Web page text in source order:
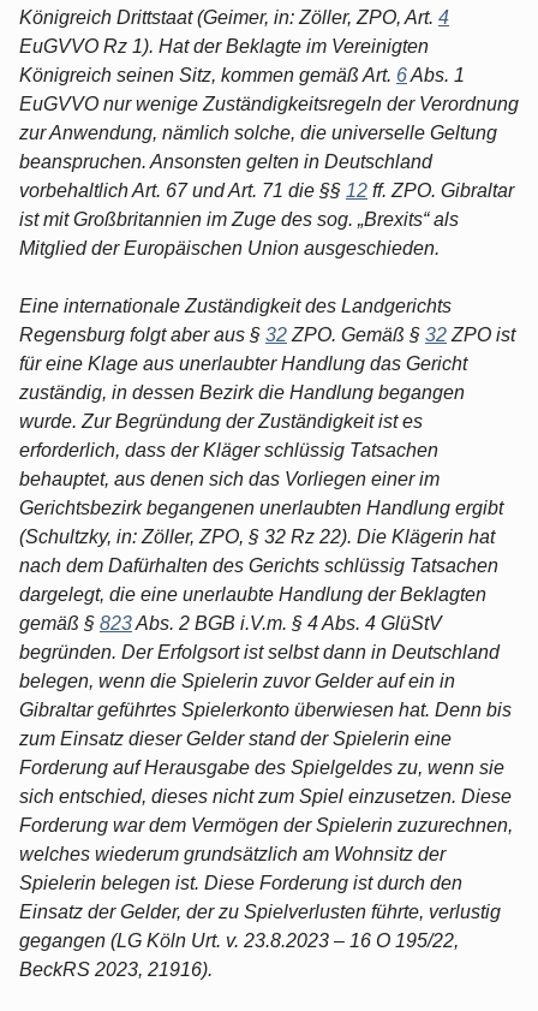
Königreich Drittstaat (Geimer, in: Zöller, ZPO, Art. 4
EuGVVO Rz 1). Hat der Beklagte im Vereinigten
Königreich seinen Sitz, kommen gemäß Art. 6Abs. 1
EuGVVO nur wenige Zuständigkeitsregeln der Verordnung
zur Anwendung, nämlich solche, die universelle Geltung
beanspruchen. Ansonsten gelten in Deutschland
vorbehaltlich Art. 67 und Art. 71 die §§ 12 ff. ZPO. Gibraltar
ist mit Großbritannien im Zuge des sog. „Brexits“ als
Mitglied der Europäischen Union ausgeschieden.
Eine internationale Zuständigkeit des Landgerichts
Regensburg folgt aber aus § 32 ZPO. Gemäß § 32 ZPO ist
für eine Klage aus unerlaubter Handlung das Gericht
zuständig, in dessen Bezirk die Handlung begangen
wurde. Zur Begründung der Zuständigkeit ist es
erforderlich, dass der Kläger schlüssig Tatsachen
behauptet, aus denen sich das Vorliegen einer im
Gerichtsbezirk begangenen unerlaubten Handlung ergibt
(Schultzky, in: Zöller, ZPO, § 32 Rz 22). Die Klägerin hat
nach dem Dafürhalten des Gerichts schlüssig Tatsachen
dargelegt, die eine unerlaubte Handlung der Beklagten
gemäß § 823Abs. 2 BGB i.V.m. § 4 Abs. 4 GlüStV
begründen. Der Erfolgsort ist selbst dann in Deutschland
belegen, wenn die Spielerin zuvor Gelder auf ein in
Gibraltar geführtes Spielerkonto überwiesen hat. Denn bis
zum Einsatz dieser Gelder stand der Spielerin eine
Forderung auf Herausgabe des Spielgeldes zu, wenn sie
sich entschied, dieses nicht zum Spiel einzusetzen. Diese
Forderung war dem Vermögen der Spielerin zuzurechnen,
welches wiederum grundsätzlich am Wohnsitz der
Spielerin belegen ist. Diese Forderung ist durch den
Einsatz der Gelder, der zu Spielverlusten führte, verlustig
gegangen (LG Köln Urt. v. 23.8.2023 – 16 O 195/22,
BeckRS 2023, 21916).